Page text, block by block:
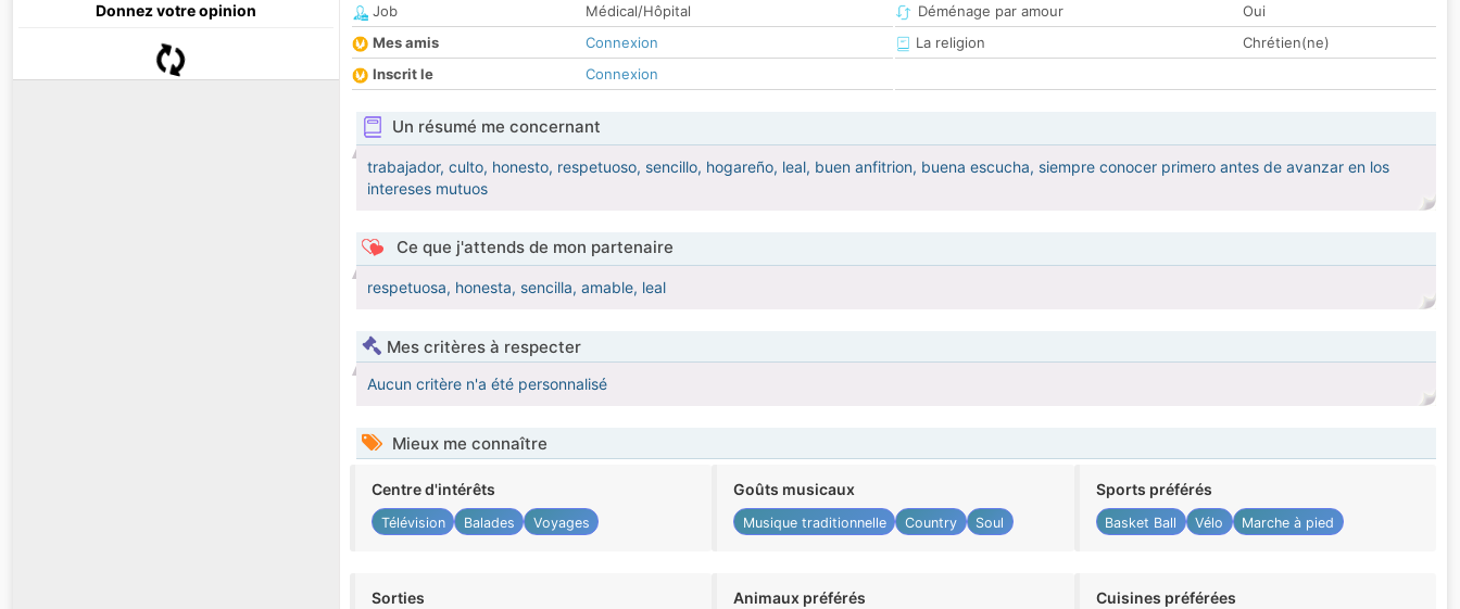
Donnez votre opinion
Job
Médical/Hôpital
Mes amis
Connexion
Inscrit le
Connexion
Déménage par amour
Oui
La religion
Chrétien(ne)
Un résumé me concernant
trabajador, culto, honesto, respetuoso, sencillo, hogareño, leal, buen anfitrion, buena escucha, siempre conocer primero antes de avanzar en los
intereses mutuos
Ce que j'attends de mon partenaire
respetuosa, honesta, sencilla, amable, leal
Mes critères à respecter
Aucun critère n'a été personnalisé
Mieux me connaître
Centre d'intérêts
Télévision Balades Voyages
Goûts musicaux
Musique traditionnelle Country Soul
Sports préférés
Basket Ball Vélo Marche à pied
Sorties Animaux préférés Cuisines préférées